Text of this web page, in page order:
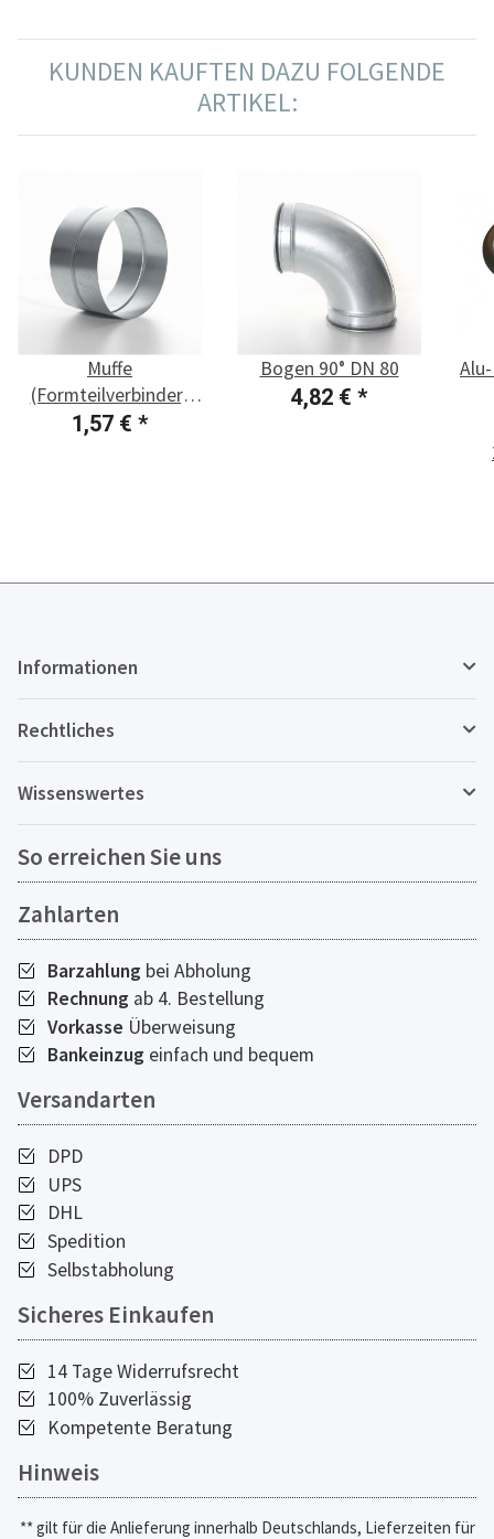
KUNDEN KAUFTEN DAZU FOLGENDE
ARTIKEL:
Muffe
(Formteilverbinder)
DN 80
1,57 € *
Bogen 90° DN 80
4,82 € *
Informationen
Rechtliches
Wissenswertes
So erreichen Sie uns
Zahlarten
Barzahlung bei Abholung
Rechnung ab 4. Bestellung
Vorkasse Überweisung
Bankeinzug einfach und bequem
Versandarten
DPD
UPS
DHL
Spedition
Selbstabholung
Sicheres Einkaufen
14 Tage Widerrufsrecht
100% Zuverlässig
Kompetente Beratung
Hinweis
** gilt für die Anlieferung innerhalb Deutschlands, Lieferzeiten für